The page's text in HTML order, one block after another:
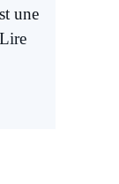
une
Lire